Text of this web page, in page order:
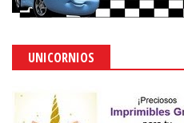
UNICORNIOS